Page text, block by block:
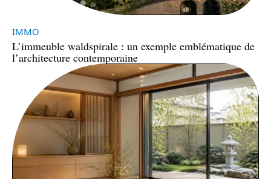
IMMO
L’immeuble waldspirale : un exemple emblématique de
l’architecture contemporaine